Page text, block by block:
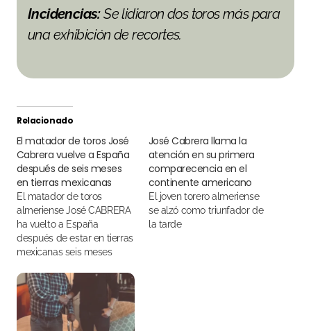
Incidencias:Se lidiaron dos toros más para
una exhibición de recortes.
Relacionado
El matador de toros José
Cabrera vuelve a España
después de seis meses
en tierras mexicanas
El matador de toros
almeriense José CABRERA
ha vuelto a España
después de estar en tierras
mexicanas seis meses
José Cabrera llama la
atención en su primera
comparecencia en el
continente americano
El joven torero almeriense
se alzó como triunfador de
la tarde